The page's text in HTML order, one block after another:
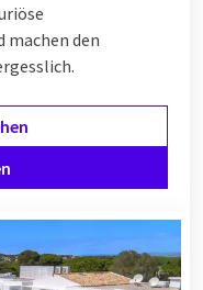
machen den